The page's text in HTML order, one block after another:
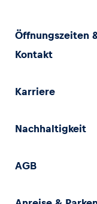
Öffnungszeiten
Kontakt
Karriere
Nachhaltigkeit
AGB